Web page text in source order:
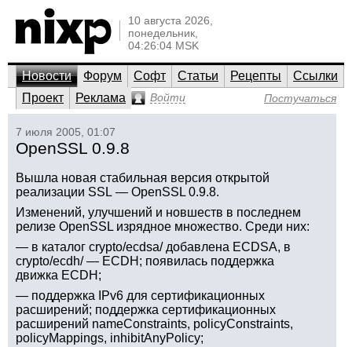
10 августа 2026,
понедельник,
04:26:04 MSK
Новости Форум Софт Статьи Рецепты
Ссылки
Проект
Реклама Войти Постучаться
7 июля 2005, 01:07
OpenSSL 0.9.8
Вышла новая стабильная версия открытой
реализации SSL — OpenSSL 0.9.8.
Изменений, улучшений и новшеств в последнем
релизе OpenSSL изрядное множество. Среди них:
— в каталог crypto/ecdsa/ добавлена ECDSA, в
crypto/ecdh/ — ECDH; появилась поддержка
движка ECDH;
— поддержка IPv6 для сертификационных
расширений; поддержка сертификационных
расширений nameConstraints, policyConstraints,
policyMappings, inhibitAnyPolicy;